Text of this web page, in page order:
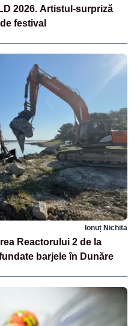
2026. Artistul-surpriză
festival
Ionuț Nichita
Reactorului 2 de la
barjele în Dunăre